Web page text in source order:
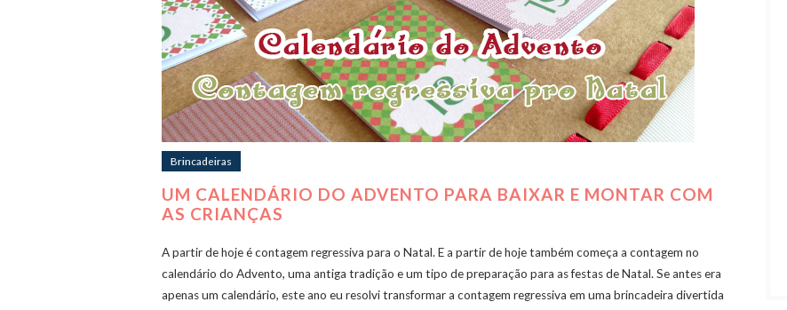
Brincadeiras
UM CALENDÁRIO DO ADVENTO PARA BAIXAR E MONTAR COM
AS CRIANÇAS
A partir de hoje é contagem regressiva para o Natal. E a partir de hoje também começa a contagem no
calendário do Advento, uma antiga tradição e um tipo de preparação para as festas de Natal. Se antes era
apenas um calendário, este ano eu resolvi transformar a contagem regressiva em uma brincadeira divertida